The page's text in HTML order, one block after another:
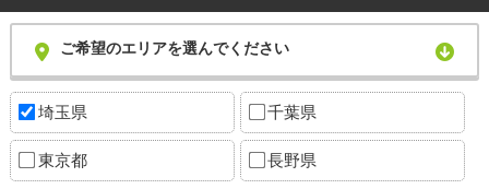
ご希望のエリアを選んでください
埼玉県 千葉県
東京都 長野県